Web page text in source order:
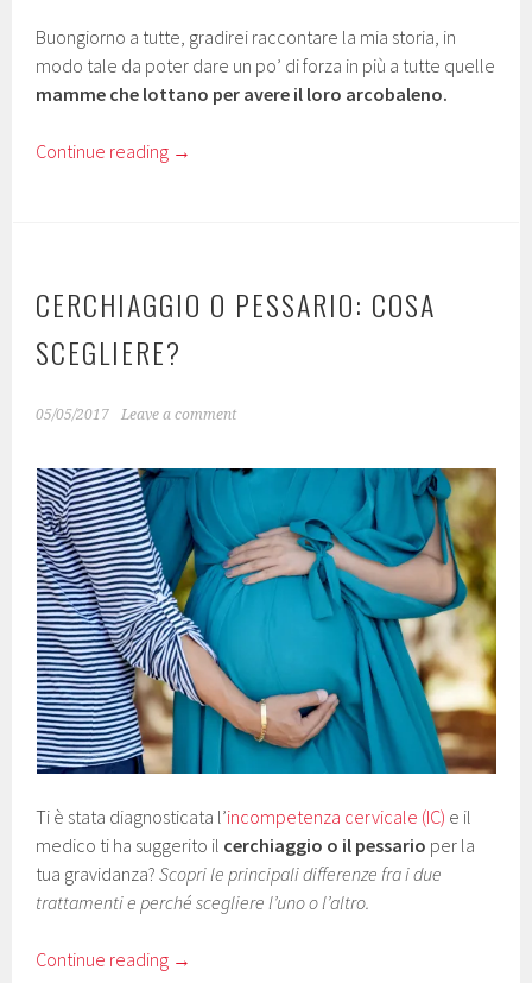
Buongiorno a tutte, gradirei raccontare la mia storia, in
modo tale da poter dare un po’ di forza in più a tutte quelle
mamme che lottano per avere il loro arcobaleno.
Continue reading →
CERCHIAGGIO O PESSARIO: COSA
SCEGLIERE?
05/05/2017 Leave a comment
Ti è stata diagnosticata l’incompetenza cervicale (IC) e il
medico ti ha suggerito il cerchiaggio o il pessario per la
tua gravidanza?Scopri le principali differenze fra i due
trattamenti e perché scegliere l’uno o l’altro.
Continue reading →